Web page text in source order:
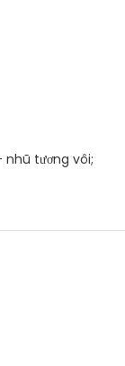
tương vôi;